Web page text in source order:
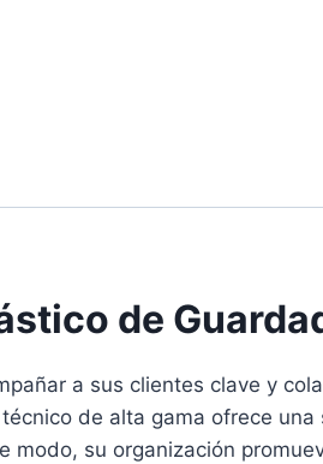
de
a sus clientes clave y
de alta gama ofrece
su organización